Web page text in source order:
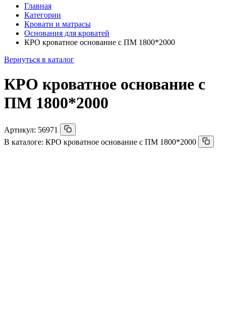
Главная
Категории
Кровати и матрасы
Основания для кроватей
КРО кроватное основание с ПМ 1800*2000
Вернуться в каталог
КРО кроватное основание с
ПМ 1800*2000
Артикул: 56971
В каталоге: КРО кроватное основание с ПМ 1800*2000